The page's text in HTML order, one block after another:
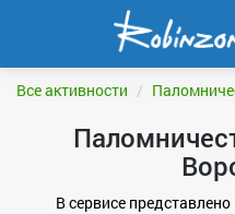
Все активности
В сервисе